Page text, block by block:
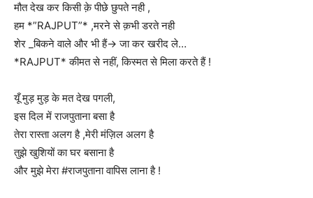
मौत देख कर किसी क़े पीछे छुपते नही ,
हम *”RAJPUT”* ,मरने से क़भी डरते नही
शेर _बिकने वाले और भी हैं→ जा कर खरीद ले…
*RAJPUT* कीमत से नहीं, किस्मत से मिला करते हैं !
यूँ मुड़ मुड़ के मत देख पगली,
इस दिल में राजपुताना बसा है
तेरा रास्ता अलग है ,मेरी मंज़िल अलग है
तुझे खुशियों का घर बसाना है
और मुझे मेरा #राजपुताना वापिस लाना है !